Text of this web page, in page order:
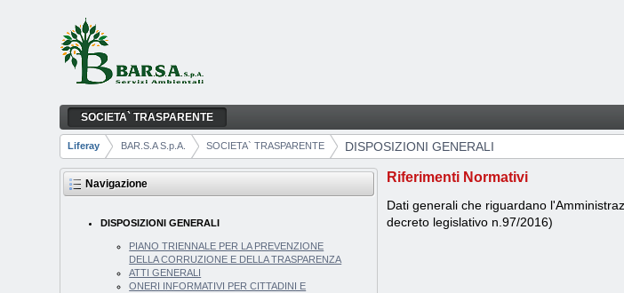
Salta al contenuto
DISPOSIZIONI GENERALI
Navigazione
SOCIETA` TRASPARENTE
Breadcrumb
Liferay BAR.S.A S.p.A. SOCIETA` TRASPARENTE DISPOSIZIONI GENERALI
Navigazione
DISPOSIZIONI GENERALI
PIANO TRIENNALE PER LA PREVENZIONE
DELLA CORRUZIONE E DELLA TRASPARENZA
ATTI GENERALI
ONERI INFORMATIVI PER CITTADINI E
Riferimenti Normativi
Dati generali che riguardano
decreto legislativo n.97/2016)